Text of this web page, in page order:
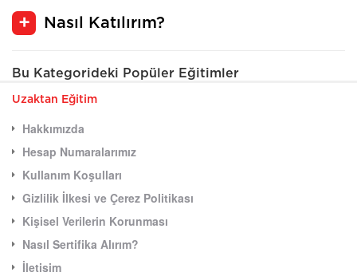
Nasıl Katılırım?
Bu Kategorideki Popüler Eğitimler
Uzaktan Eğitim
Hakkımızda
Hesap Numaralarımız
Kullanım Koşulları
Gizlilik İlkesi ve Çerez Politikası
Kişisel Verilerin Korunması
Nasıl Sertifika Alırım?
İletişim